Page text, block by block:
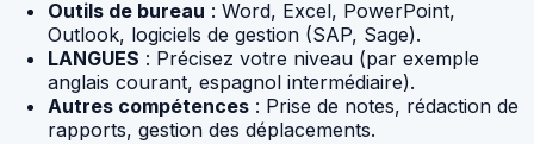
Outils de bureau : Word, Excel, PowerPoint,
Outlook, logiciels de gestion (SAP, Sage).
LANGUES : Précisez votre niveau (par exemple
anglais courant, espagnol intermédiaire).
Autres compétences : Prise de notes, rédaction de
rapports, gestion des déplacements.